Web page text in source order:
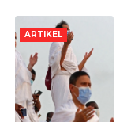
ARTIKEL